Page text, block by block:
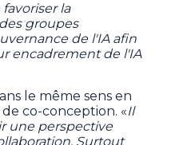
favoriser la
groupes
de l'IA afin
encadrement de l'IA
le même sens en
co-conception. «Il
une perspective
Surtout